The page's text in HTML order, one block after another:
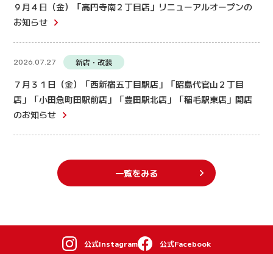
９月４日（金）「高円寺南２丁目店」リニューアルオープンの
お知らせ
2026.07.27 新店・改装
７月３１日（金）「西新宿五丁目駅店」「昭島代官山２丁目
店」「小田急町田駅前店」「豊田駅北店」「稲毛駅東店」開店
のお知らせ
一覧をみる
公式Instagram 公式Facebook